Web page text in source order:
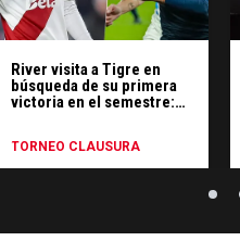
River visita a Tigre en
búsqueda de su primera
victoria en el semestre:
TORNEO CLAUSURA